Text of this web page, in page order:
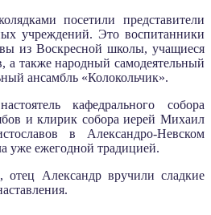
посетили представители
учреждений. Это воспитанники
из Воскресной школы, учащиеся
а также народный самодеятельный
ансамбль «Колокольчик».
кафедрального собора
и клирик собора иерей Михаил
в Александро-Невском
уже ежегодной традицией.
отец Александр вручили сладкие